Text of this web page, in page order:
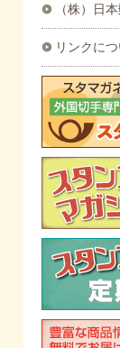
（株）日
リンクに